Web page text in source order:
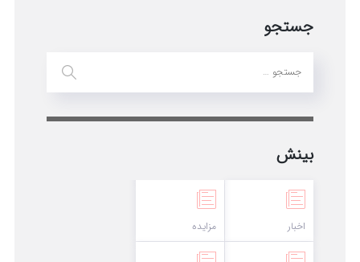
جستجو
بینش
اخبار مزایده